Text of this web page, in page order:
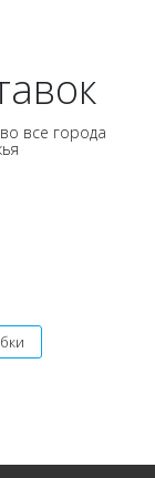
все города